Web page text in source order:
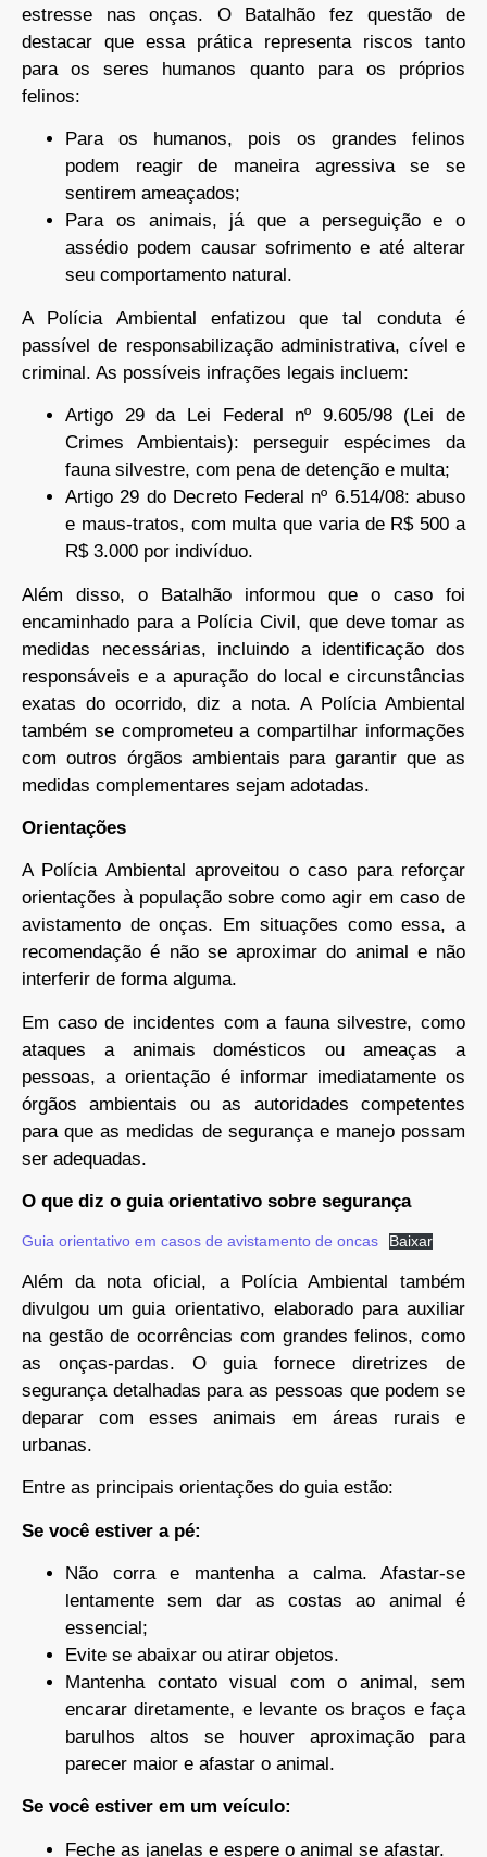
estresse nas onças. O Batalhão fez questão de
destacar que essa prática representa riscos tanto
para os seres humanos quanto para os próprios
felinos:
Para os humanos, pois os grandes felinos
podem reagir de maneira agressiva se se
sentirem ameaçados;
Para os animais, já que a perseguição e o
assédio podem causar sofrimento e até alterar
seu comportamento natural.
A Polícia Ambiental enfatizou que tal conduta é
passível de responsabilização administrativa, cível e
criminal. As possíveis infrações legais incluem:
Artigo 29 da Lei Federal nº 9.605/98 (Lei de
Crimes Ambientais): perseguir espécimes da
fauna silvestre, com pena de detenção e multa;
Artigo 29 do Decreto Federal nº 6.514/08: abuso
e maus-tratos, com multa que varia de R$ 500 a
R$ 3.000 por indivíduo.
Além disso, o Batalhão informou que o caso foi
encaminhado para a Polícia Civil, que deve tomar as
medidas necessárias, incluindo a identificação dos
responsáveis e a apuração do local e circunstâncias
exatas do ocorrido, diz a nota. A Polícia Ambiental
também se comprometeu a compartilhar informações
com outros órgãos ambientais para garantir que as
medidas complementares sejam adotadas.
Orientações
A Polícia Ambiental aproveitou o caso para reforçar
orientações à população sobre como agir em caso de
avistamento de onças. Em situações como essa, a
recomendação é não se aproximar do animal e não
interferir de forma alguma.
Em caso de incidentes com a fauna silvestre, como
ataques a animais domésticos ou ameaças a
pessoas, a orientação é informar imediatamente os
órgãos ambientais ou as autoridades competentes
para que as medidas de segurança e manejo possam
ser adequadas.
O que diz o guia orientativo sobre segurança
Guia orientativo em casos de avistamento de oncas Baixar
Além da nota oficial, a Polícia Ambiental também
divulgou um guia orientativo, elaborado para auxiliar
na gestão de ocorrências com grandes felinos, como
as onças-pardas. O guia fornece diretrizes de
segurança detalhadas para as pessoas que podem se
deparar com esses animais em áreas rurais e
urbanas.
Entre as principais orientações do guia estão:
Se você estiver a pé:
Não corra e mantenha a calma. Afastar-se
lentamente sem dar as costas ao animal é
essencial;
Evite se abaixar ou atirar objetos.
Mantenha contato visual com o animal, sem
encarar diretamente, e levante os braços e faça
barulhos altos se houver aproximação para
parecer maior e afastar o animal.
Se você estiver em um veículo:
Feche as janelas e espere o animal se afastar.